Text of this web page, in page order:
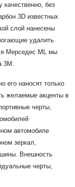
качественно, без
3D известных
слой нанесены
удалить
Мерседес ML мы
его наносят только
желаемые акценты в
черты,
автомобиле
зеркал,
Внешность
черты,